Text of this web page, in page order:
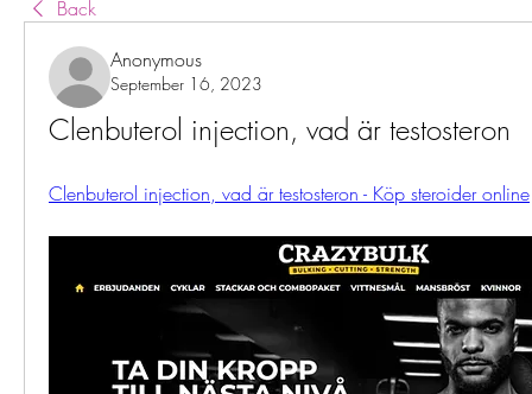
Back
Anonymous
September 16, 2023
Clenbuterol injection, vad är testosteron
Clenbuterol injection, vad är testosteron - Köp steroider online